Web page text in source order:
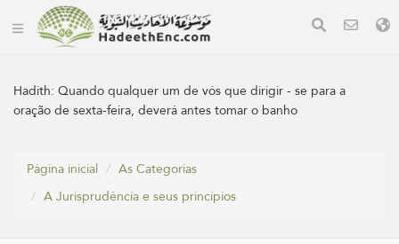
Hadith:Quando qualquer um de vós que dirigir - se para a
oração de sexta-feira, deverá antes tomar o banho
Página inicial
As Categorias
A Jurisprudência e seus princípios